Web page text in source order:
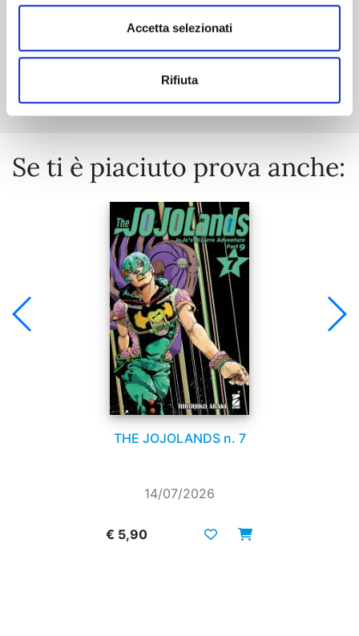
Accetta selezionati
Rifiuta
Se ti è piaciuto prova anche:
THE JOJOLANDS n. 7
14/07/2026
€ 5,90